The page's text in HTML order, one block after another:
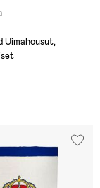
Uimahousut,